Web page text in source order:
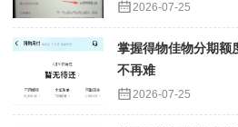
2026-07-25
掌握得物佳物分期额
不再难
2026-07-25